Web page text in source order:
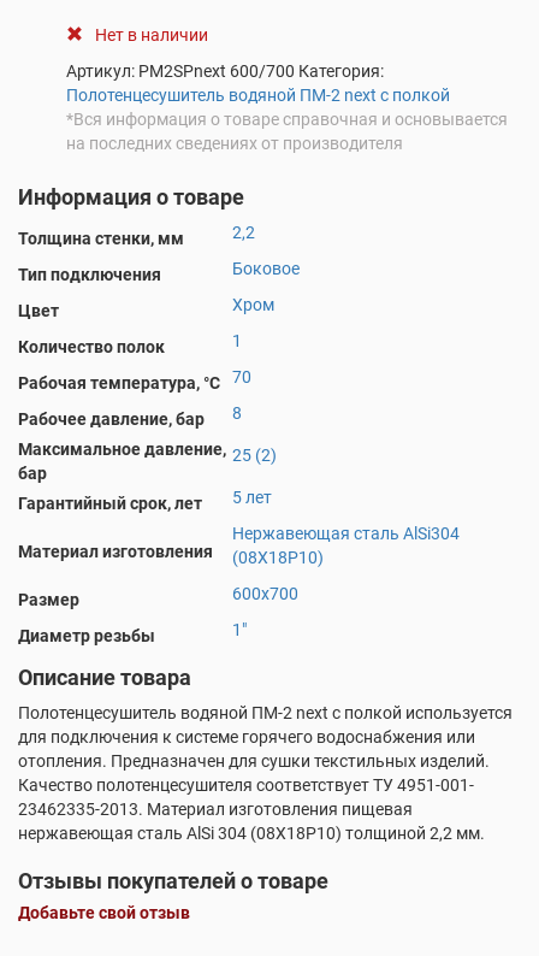
Нет в наличии
Артикул: PM2SPnext 600/700 Категория:
Полотенцесушитель водяной ПМ-2 next с полкой
*Вся информация о товаре справочная и основывается
на последних сведениях от производителя
Информация о товаре
Толщина стенки, мм 2,2
Тип подключения Боковое
Цвет Хром
Количество полок 1
Рабочая температура, °С 70
Рабочее давление, бар
8
Максимальное давление,
бар
25 (2)
Гарантийный срок, лет 5 лет
Материал изготовления
Нержавеющая сталь AlSi304
(08Х18Р10)
Размер 600х700
Диаметр резьбы 1"
Описание товара
Полотенцесушитель водяной ПM-2 next с полкой используется
для подключения к системе горячего водоснабжения или
отопления. Предназначен для сушки текстильных изделий.
Качество полотенцесушителя соответствует ТУ 4951-001-
23462335-2013. Материал изготовления пищевая
нержавеющая сталь AlSi 304 (08X18P10) толщиной 2,2 мм.
Отзывы покупателей о товаре
Добавьте свой отзыв